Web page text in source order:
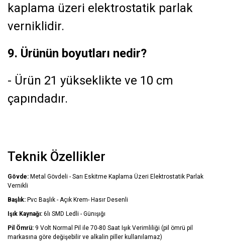
kaplama üzeri elektrostatik parlak
verniklidir.
9. Ürünün boyutları nedir?
- Ürün 21 yükseklikte ve 10 cm
çapındadır.
Teknik Özellikler
Gövde: Metal Gövdeli - Sarı Eskitme Kaplama Üzeri Elektrostatik Parlak
Vernikli
Başlık: Pvc Başlık - Açık Krem- Hasır Desenli
Işık Kaynağı: 6lı SMD Ledli - Günışığı
Pil Ömrü: 9 Volt Normal Pil ile 70-80 Saat Işık Verimliliği (pil ömrü pil
markasına göre değişebilir ve alkalin piller kullanılamaz)